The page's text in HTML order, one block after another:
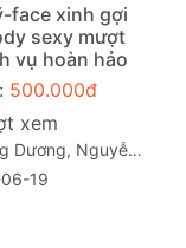
face xinh gợi
sexy mượt
vụ hoàn hảo
500.000đ
xem
Nguyễn Văn Cừ, TP Quy Nhơn
19